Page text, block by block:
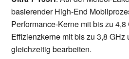
basierender High-End
Performance-Kerne mit bis zu
Effizienzkerne mit bis zu 3,8
gleichzeitig bearbeiten.